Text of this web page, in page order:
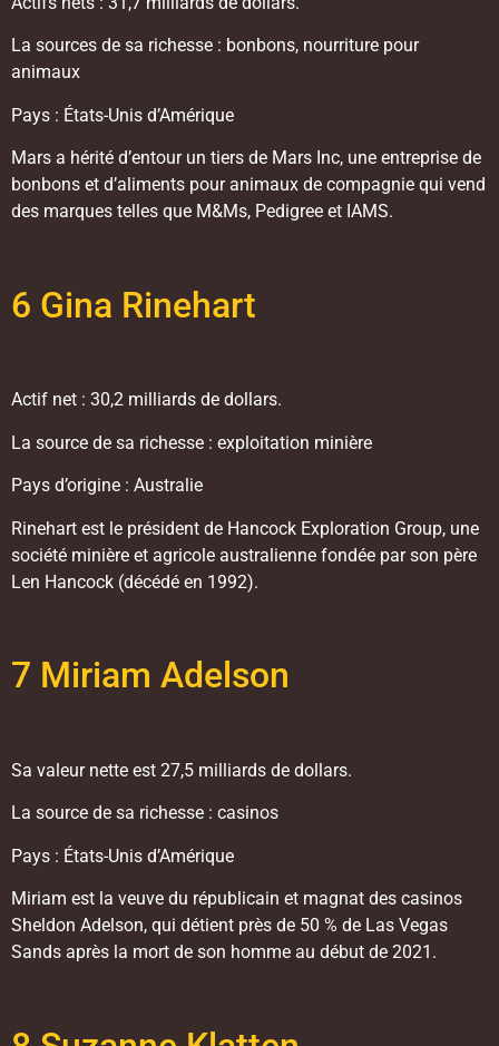
La sources de sa richesse : bonbons, nourriture pour
animaux
Pays : États-Unis d’Amérique
Mars a hérité d’entour un tiers de Mars Inc, une entreprise de
bonbons et d’aliments pour animaux de compagnie qui vend
des marques telles que M&Ms, Pedigree et IAMS.
6 Gina Rinehart
Actif net : 30,2 milliards de dollars.
La source de sa richesse : exploitation minière
Pays d’origine : Australie
Rinehart est le président de Hancock Exploration Group, une
société minière et agricole australienne fondée par son père
Len Hancock (décédé en 1992).
7 Miriam Adelson
Sa valeur nette est 27,5 milliards de dollars.
La source de sa richesse : casinos
Pays : États-Unis d’Amérique
Miriam est la veuve du républicain et magnat des casinos
Sheldon Adelson, qui détient près de 50 % de Las Vegas
Sands après la mort de son homme au début de 2021.